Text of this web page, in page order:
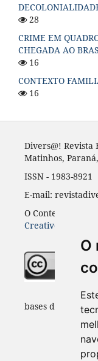
O
28
CRIME EM
CHEGADA AO
16
CONTEXTO
16
Divers@!
Matinhos,
ISSN - 1983-8921
E-mail:
O Conteúdo
Creative
bases de dados: